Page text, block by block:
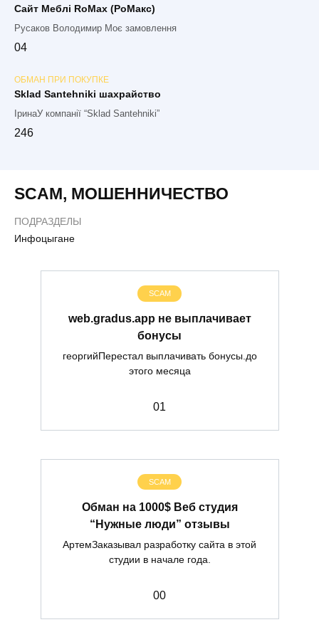
Сайт Меблі RoMax (РоМакс)
Русаков Володимир Моє замовлення
04
ОБМАН ПРИ ПОКУПКЕ
Sklad Santehniki шахрайство
ІринаУ компанії “Sklad Santehniki”
246
SCAM, МОШЕННИЧЕСТВО
ПОДРАЗДЕЛЫ
Инфоцыгане
SCAM
web.gradus.app не выплачивает
бонусы
георгийПерестал выплачивать бонусы.до
этого месяца
01
SCAM
Обман на 1000$ Веб студия
“Нужные люди” отзывы
АртемЗаказывал разработку сайта в этой
студии в начале года.
00